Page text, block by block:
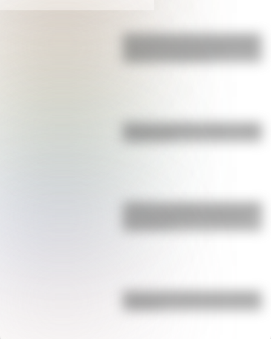
San Clemente del Tuyú: conocé la
Bandera de Bolivia: historia, origen
¿Sabías que Argentina tuvo la torre
Bandera de Ecuador para colorear